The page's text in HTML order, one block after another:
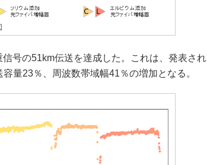
号の51km伝送を達成した。これは、発表され
量23％、周波数帯域幅41％の増加となる。